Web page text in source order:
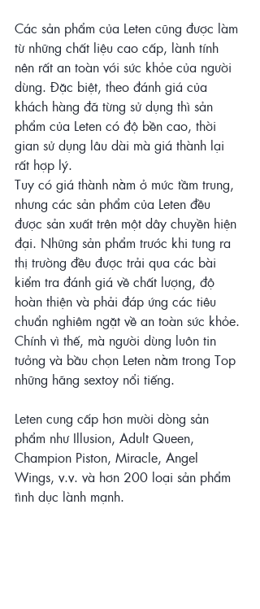
Các sản phẩm của Leten cũng được làm
từ những chất liệu cao cấp, lành tính
nên rất an toàn với sức khỏe của người
dùng. Đặc biệt, theo đánh giá của
khách hàng đã từng sử dụng thì sản
phẩm của Leten có độ bền cao, thời
gian sử dụng lâu dài mà giá thành lại
rất hợp lý.
Tuy có giá thành nằm ở mức tầm trung,
nhưng các sản phẩm của Leten đều
được sản xuất trên một dây chuyền hiện
đại. Những sản phẩm trước khi tung ra
thị trường đều được trải qua các bài
kiểm tra đánh giá về chất lượng, độ
hoàn thiện và phải đáp ứng các tiêu
chuẩn nghiêm ngặt về an toàn sức khỏe.
Chính vì thế, mà người dùng luôn tin
tưởng và bầu chọn Leten nằm trong Top
những hãng sextoy nổi tiếng.
Leten cung cấp hơn mười dòng sản
phẩm như Illusion, Adult Queen,
Champion Piston, Miracle, Angel
Wings, v.v. và hơn 200 loại sản phẩm
tình dục lành mạnh.